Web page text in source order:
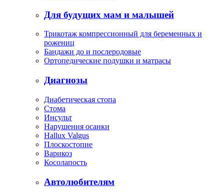
Для будущих мам и малышей
Трикотаж компрессионный для беременных и
рожениц
Бандажи до и послеродовые
Ортопедические подушки и матрасы
Диагнозы
Диабетическая стопа
Стома
Инсульт
Нарушения осанки
Hallux Valgus
Плоскостопие
Варикоз
Косолапость
Автолюбителям